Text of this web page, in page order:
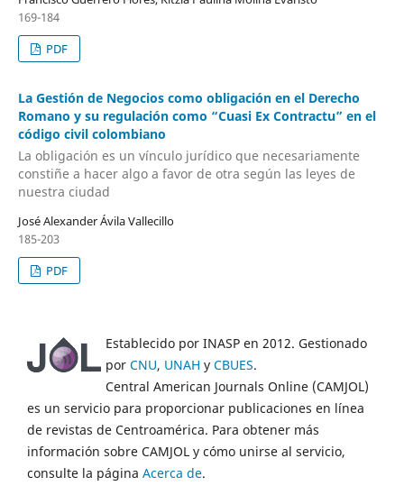
169-184
PDF
La Gestión de Negocios como obligación en el Derecho
Romano y su regulación como “Cuasi Ex Contractu” en el
código civil colombiano
La obligación es un vínculo jurídico que necesariamente
constiñe a hacer algo a favor de otra según las leyes de
nuestra ciudad
José Alexander Ávila Vallecillo
185-203
PDF
Establecido por INASP en 2012. Gestionado
por CNU, UNAH y CBUES.
Central American Journals Online (CAMJOL)
es un servicio para proporcionar publicaciones en línea
de revistas de Centroamérica. Para obtener más
información sobre CAMJOL y cómo unirse al servicio,
consulte la página Acerca de.